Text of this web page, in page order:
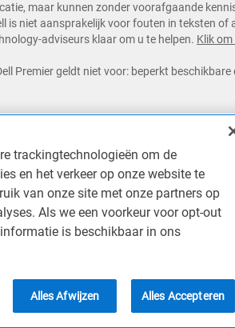
maar kunnen zonder voorafgaande
is niet aansprakelijk voor fouten in teksten
adviseurs klaar om u te helpen. Klik
Premier geldt niet voor: beperkt
werkdag worden, indien ze op
Dit geldt alleen bij
het genoemde dag- en tijdsvenster
van Dell Inc. of haar
logo, Intel Atom, Intel Atom Inside, Intel
en Xeon Inside zijn handelsmerken van
Micro Devices, Inc. Het NVIDIA-logo,
G-SYNC Ultimate, NVLINK, ShadowPlay,
VS en andere landen. Snapdragon is
trackingtechnologieën om de
en het verkeer op onze website te
van onze site met onze partners op
Als we een voorkeur voor opt-out
is beschikbaar in ons
Alles Afwijzen Alles Accepteren